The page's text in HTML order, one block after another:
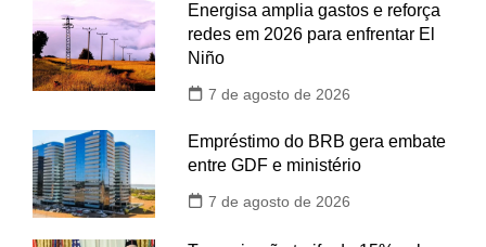
Energisa amplia gastos e reforça
redes em 2026 para enfrentar El
Niño
7 de agosto de 2026
Empréstimo do BRB gera embate
entre GDF e ministério
7 de agosto de 2026